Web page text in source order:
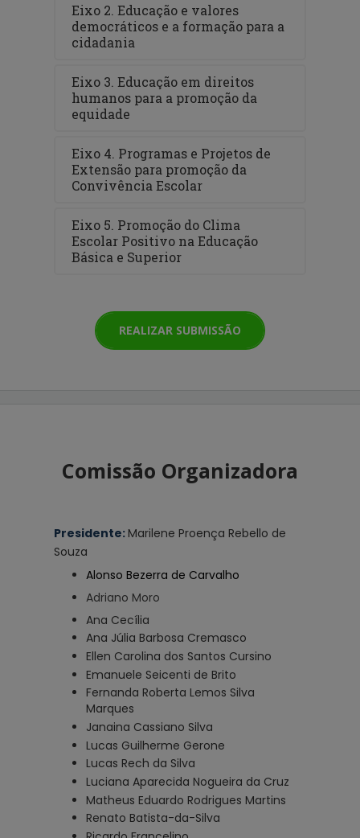
Eixo 2. Educação e valores
democráticos e a formação para a
cidadania
Eixo 3. Educação em direitos
humanos para a promoção da
equidade
Eixo 4. Programas e Projetos de
Extensão para promoção da
Convivência Escolar
Eixo 5. Promoção do Clima
Escolar Positivo na Educação
Básica e Superior
REALIZAR SUBMISSÃO
Comissão Organizadora
Presidente: Marilene Proença Rebello de
Souza
Alonso Bezerra de Carvalho
Adriano Moro
Ana Cecília
Ana Júlia Barbosa Cremasco
Ellen Carolina dos Santos Cursino
Emanuele Seicenti de Brito
Fernanda Roberta Lemos Silva
Marques
Janaina Cassiano Silva
Lucas Guilherme Gerone
Lucas Rech da Silva
Luciana Aparecida Nogueira da Cruz
Matheus Eduardo Rodrigues Martins
Renato Batista-da-Silva